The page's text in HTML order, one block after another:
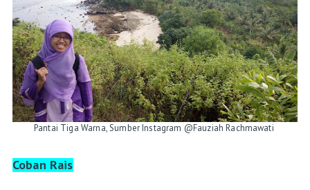
Pantai Tiga Warna, Sumber Instagram @Fauziah Rachmawati
Coban Rais